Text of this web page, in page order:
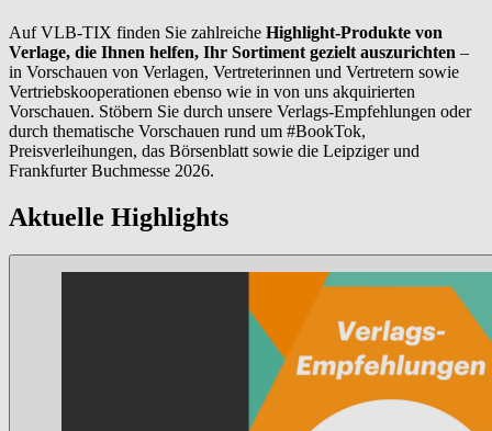
Auf VLB-TIX finden Sie zahlreiche Highlight-Produkte von
Verlage, die Ihnen helfen, Ihr Sortiment gezielt auszurichten –
in Vorschauen von Verlagen, Vertreterinnen und Vertretern sowie
Vertriebskooperationen ebenso wie in von uns akquirierten
Vorschauen. Stöbern Sie durch unsere Verlags-Empfehlungen oder
durch thematische Vorschauen rund um #BookTok,
Preisverleihungen, das Börsenblatt sowie die Leipziger und
Frankfurter Buchmesse 2026.
Aktuelle Highlights